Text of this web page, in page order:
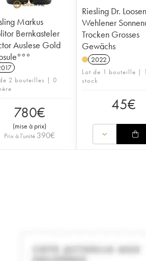
Markus
Bernkasteler
Auslese Gold
2 bouteilles | 0
780€
(mise à prix)
Prix à l'unité 390€
Riesling Dr. Loosen
Wehlener
Trocken Grosses
Gewächs
2022
Lot de 1 bouteille |
stock
45€